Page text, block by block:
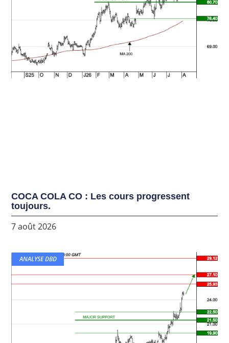
COCA COLA CO : Les cours progressent
toujours.
7 août 2026
ANALYSE DBD